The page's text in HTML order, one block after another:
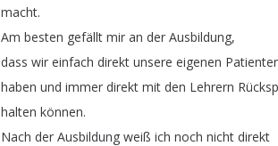
macht.
Am besten gefällt mir an der Ausbildung,
dass wir einfach direkt unsere eigenen
haben und immer direkt mit den Lehrern
halten können.
Nach der Ausbildung weiß ich noch nicht direkt